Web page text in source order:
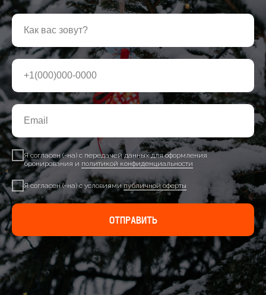
Я согласен (-на) с передачей данных для оформления
бронирования и политикой конфиденциальности
Я согласен (-на) с условиямипубличной оферты
ОТПРАВИТЬ